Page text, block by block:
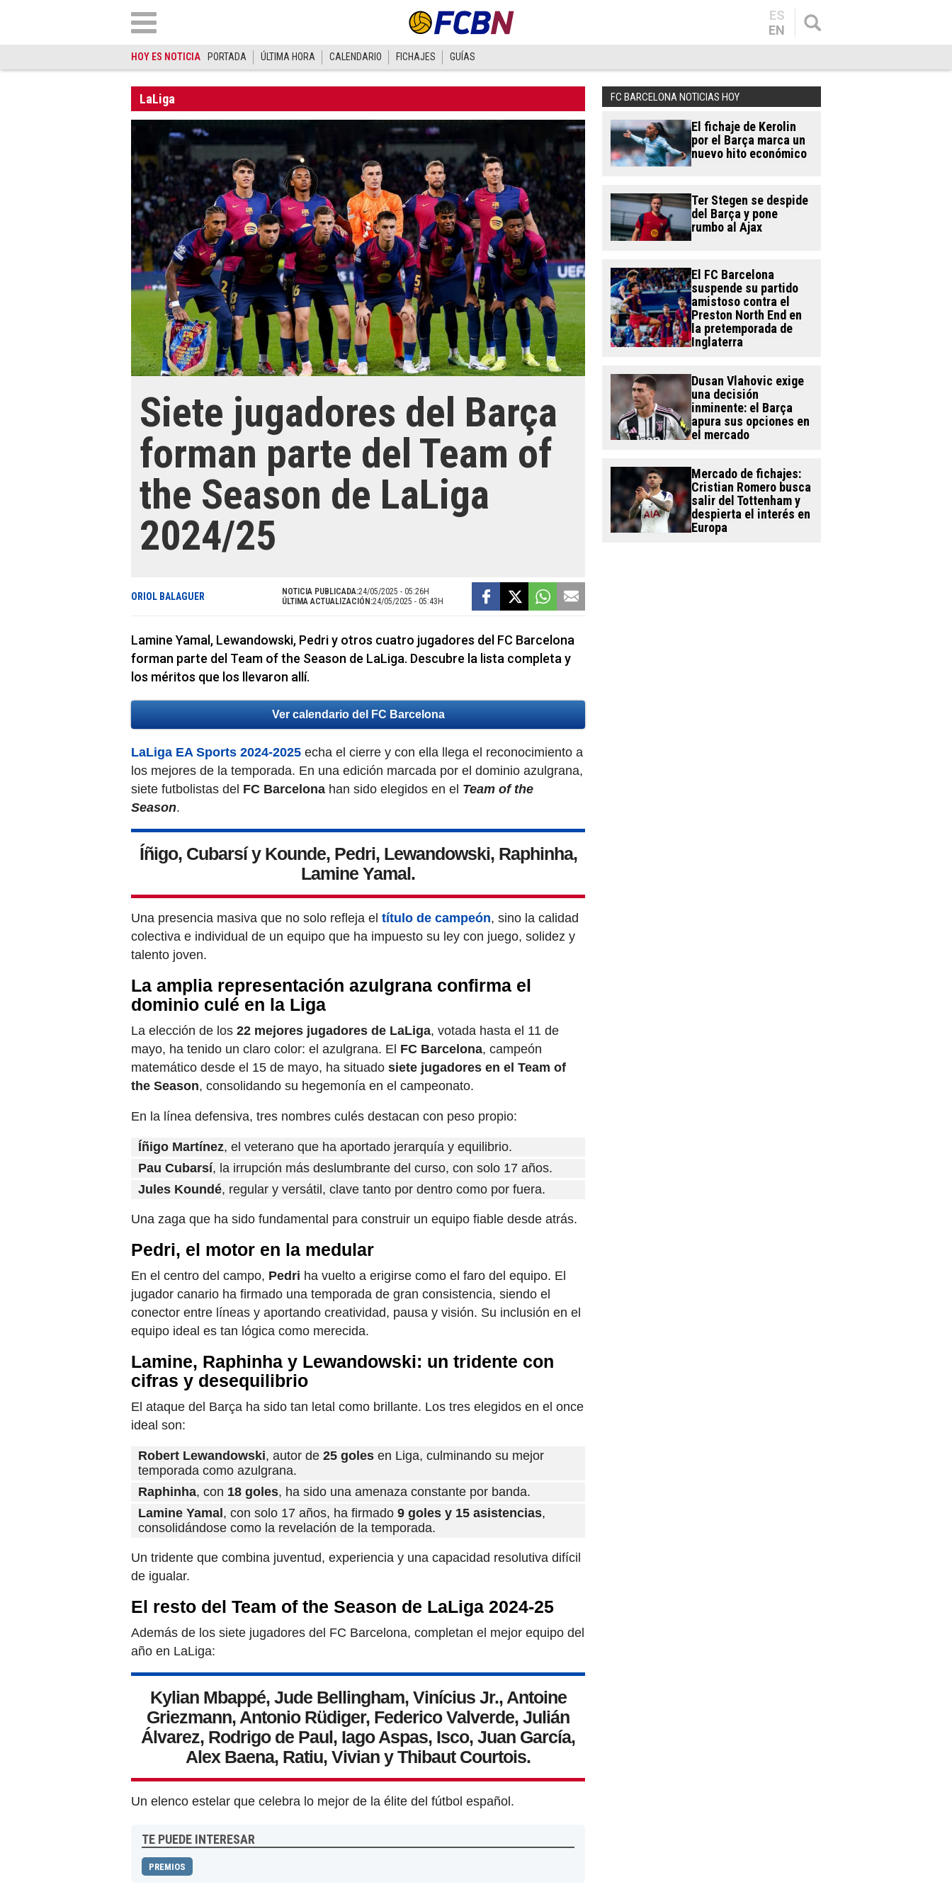
ES
EN
HOY ES NOTICIA PORTADA ÚLTIMA HORA CALENDARIO FICHAJES GUÍAS
LaLiga
Siete jugadores del Barça
forman parte del Team of
the Season de LaLiga
2024/25
ORIOL BALAGUER NOTICIA PUBLICADA:24/05/2025 - 05:26H
ÚLTIMA ACTUALIZACIÓN:24/05/2025 - 05:43H
Lamine Yamal, Lewandowski, Pedri y otros cuatro jugadores del FC Barcelona
forman parte del Team of the Season de LaLiga. Descubre la lista completa y
los méritos que los llevaron allí.
Ver calendario del FC Barcelona
LaLiga EA Sports 2024-2025 echa el cierre y con ella llega el reconocimiento a
los mejores de la temporada. En una edición marcada por el dominio azulgrana,
siete futbolistas del FC Barcelona han sido elegidos en el Team of the
Season.
Íñigo, Cubarsí y Kounde, Pedri, Lewandowski, Raphinha,
Lamine Yamal.
Una presencia masiva que no solo refleja el título de campeón, sino la calidad
colectiva e individual de un equipo que ha impuesto su ley con juego, solidez y
talento joven.
La amplia representación azulgrana confirma el
dominio culé en la Liga
La elección de los 22 mejores jugadores de LaLiga, votada hasta el 11 de
mayo, ha tenido un claro color: el azulgrana. El FC Barcelona, campeón
matemático desde el 15 de mayo, ha situado siete jugadores en el Team of
the Season, consolidando su hegemonía en el campeonato.
En la línea defensiva, tres nombres culés destacan con peso propio:
Íñigo Martínez, el veterano que ha aportado jerarquía y equilibrio.
Pau Cubarsí, la irrupción más deslumbrante del curso, con solo 17 años.
Jules Koundé, regular y versátil, clave tanto por dentro como por fuera.
Una zaga que ha sido fundamental para construir un equipo fiable desde atrás.
Pedri, el motor en la medular
En el centro del campo, Pedri ha vuelto a erigirse como el faro del equipo. El
jugador canario ha firmado una temporada de gran consistencia, siendo el
conector entre líneas y aportando creatividad, pausa y visión. Su inclusión en el
equipo ideal es tan lógica como merecida.
Lamine, Raphinha y Lewandowski: un tridente con
cifras y desequilibrio
El ataque del Barça ha sido tan letal como brillante. Los tres elegidos en el once
ideal son:
Robert Lewandowski, autor de 25 goles en Liga, culminando su mejor
temporada como azulgrana.
Raphinha, con 18 goles, ha sido una amenaza constante por banda.
Lamine Yamal , con solo 17 años, ha firmado 9 goles y 15 asistencias,
consolidándose como la revelación de la temporada.
Un tridente que combina juventud, experiencia y una capacidad resolutiva difícil
de igualar.
El resto del Team of the Season de LaLiga 2024-25
Además de los siete jugadores del FC Barcelona, completan el mejor equipo del
año en LaLiga:
Kylian Mbappé, Jude Bellingham, Vinícius Jr., Antoine
Griezmann, Antonio Rüdiger, Federico Valverde, Julián
Álvarez, Rodrigo de Paul, Iago Aspas, Isco, Juan García,
Alex Baena, Ratiu, Vivian y Thibaut Courtois.
Un elenco estelar que celebra lo mejor de la élite del fútbol español.
TE PUEDE INTERESAR
PREMIOS
FC BARCELONA NOTICIAS HOY
El fichaje de Kerolin
por el Barça marca un
nuevo hito económico
Ter Stegen se despide
del Barça y pone
rumbo al Ajax
El FC Barcelona
suspende su partido
amistoso contra el
Preston North End en
la pretemporada de
Inglaterra
Dusan Vlahovic exige
una decisión
inminente: el Barça
apura sus opciones en
el mercado
Mercado de fichajes:
Cristian Romero busca
salir del Tottenham y
despierta el interés en
Europa